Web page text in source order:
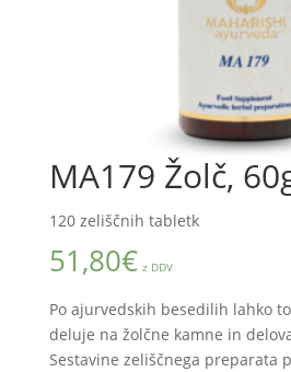
MA179 Žolč,
120 zeliščnih tabletk
51,80€ z DDV
Po ajurvedskih besedilih lahko
deluje na žolčne kamne in
Sestavine zeliščnega preparata